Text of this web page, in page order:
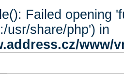
Failed opening
usr/share/php') in
www/